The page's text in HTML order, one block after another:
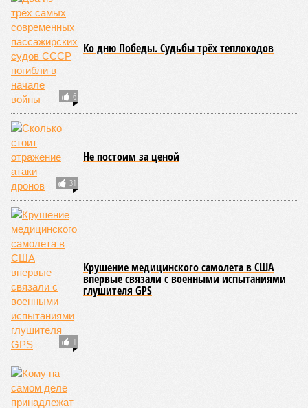
6
Ко дню Победы. Судьбы трёх теплоходов
31
Не постоим за ценой
1
Крушение медицинского самолета в США
впервые связали с военными испытаниями
глушителя GPS